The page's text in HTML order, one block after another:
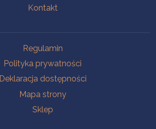
Kontakt
Regulamin
Polityka prywatności
Deklaracja dostępności
Mapa strony
Sklep